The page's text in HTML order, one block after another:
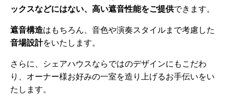
ックスなどにはない、高い遮音性能をご提供できます。
遮音構造はもちろん、音色や演奏スタイルまで考慮した
音場設計をいたします。
さらに、シェアハウスならではのデザインにもこだわ
り、オーナー様お好みの一室を造り上げるお手伝いをい
たします。